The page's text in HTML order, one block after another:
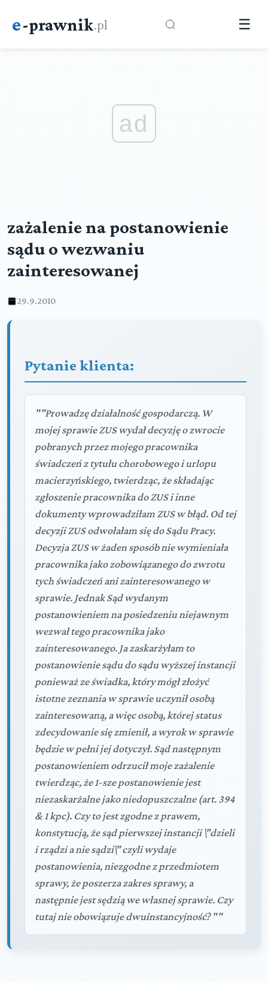
e-prawnik.pl ☰
ad
zażalenie na postanowienie
sądu o wezwaniu
zainteresowanej
29.9.2010
Pytanie klienta:
""Prowadzę działalność gospodarczą. W
mojej sprawie ZUS wydał decyzję o zwrocie
pobranych przez mojego pracownika
świadczeń z tytułu chorobowego i urlopu
macierzyńskiego, twierdząc, że składając
zgłoszenie pracownika do ZUS i inne
dokumenty wprowadziłam ZUS w błąd. Od tej
decyzji ZUS odwołałam się do Sądu Pracy.
Decyzja ZUS w żaden sposób nie wymieniała
pracownika jako zobowiązanego do zwrotu
tych świadczeń ani zainteresowanego w
sprawie. Jednak Sąd wydanym
postanowieniem na posiedzeniu niejawnym
wezwał tego pracownika jako
zainteresowanego. Ja zaskarżyłam to
postanowienie sądu do sądu wyższej instancji
ponieważ ze świadka, który mógł złożyć
istotne zeznania w sprawie uczynił osobą
zainteresowaną, a więc osobą, której status
zdecydowanie się zmienił, a wyrok w sprawie
będzie w pełni jej dotyczył. Sąd następnym
postanowieniem odrzucił moje zażalenie
twierdząc, że 1-sze postanowienie jest
niezaskarżalne jako niedopuszczalne (art. 394
& 1 kpc). Czy to jest zgodne z prawem,
konstytucją, że sąd pierwszej instancji \"dzieli
i rządzi a nie sądzi\" czyli wydaje
postanowienia, niezgodne z przedmiotem
sprawy, że poszerza zakres sprawy, a
następnie jest sędzią we własnej sprawie. Czy
tutaj nie obowiązuje dwuinstancyjność? ""